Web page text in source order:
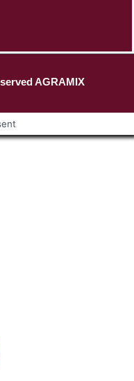
AGRAMIX